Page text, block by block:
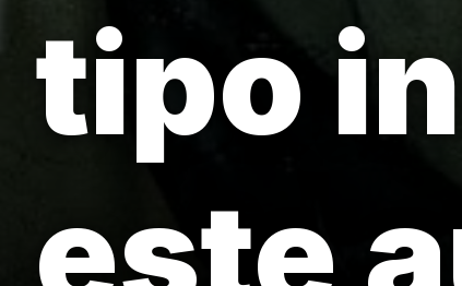
tipo